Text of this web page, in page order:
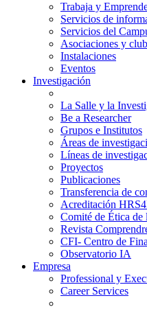
Trabaja y
Servicios de
Servicios del
Asociaciones y
Instalaciones
Eventos
Investigación
La Salle y la
Be a Researcher
Grupos e Institutos
Áreas de
Líneas de
Proyectos
Publicaciones
Transferencia de
Acreditación
Comité de Ética de
Revista
CFI- Centro de
Observatorio IA
Empresa
Professional y
Career Services